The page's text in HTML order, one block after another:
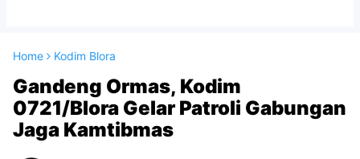
Home Kodim Blora
Gandeng Ormas, Kodim
0721/Blora Gelar Patroli Gabungan
Jaga Kamtibmas